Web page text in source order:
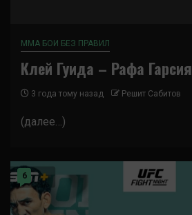
ММА БОИ БЕЗ ПРАВИЛ
Клей Гуида – Рафа Гарсия
3 года тому назад Решит Сабитов
(далее…)
6